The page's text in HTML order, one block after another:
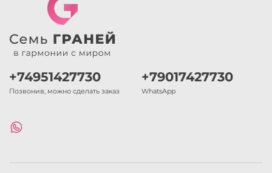
+74951427730
Позвонив, можно сделать заказ
+79017427730
WhatsApp